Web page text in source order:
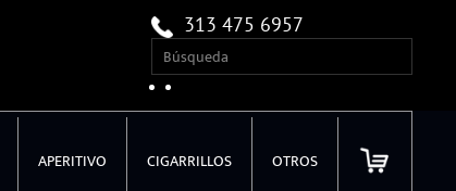
313 475 6957
APERITIVO CIGARRILLOS OTROS